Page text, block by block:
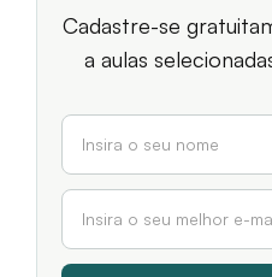
Cadastre-se
a aulas